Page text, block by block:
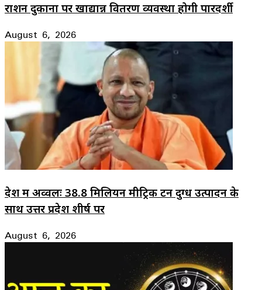
राशन दुकानों पर खाद्यान्न वितरण व्यवस्था होगी पारदर्शी
August 6, 2026
देश में अव्वलः 38.8 मिलियन मीट्रिक टन दुग्ध उत्पादन के
साथ उत्तर प्रदेश शीर्ष पर
August 6, 2026